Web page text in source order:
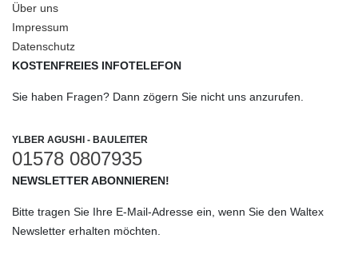
Über uns
Impressum
Datenschutz
KOSTENFREIES INFOTELEFON
Sie haben Fragen? Dann zögern Sie nicht uns anzurufen.
YLBER AGUSHI - BAULEITER
01578 0807935
NEWSLETTER ABONNIEREN!
Bitte tragen Sie Ihre E-Mail-Adresse ein, wenn Sie den Waltex
Newsletter erhalten möchten.